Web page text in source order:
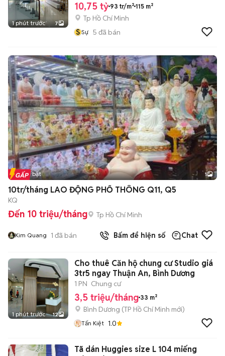
1 phút trước 7
10,75 tỷ 93 tr/m² 115 m²
Tp Hồ Chí Minh
S Sự 5 đã bán
Tin nổi bật 1
10tr/tháng LAO ĐỘNG PHỔ THÔNG Q11, Q5
KQ
Đến 10 triệu/tháng Tp Hồ Chí Minh
Kim Quang 1 đã bán Bấm để hiện số Chat
1 phút trước 12
Cho thuê Căn hộ chung cư Studio giá
3tr5 ngay Thuận An, Bình Dương
1 PN Chung cư
3,5 triệu/tháng 33 m²
Bình Dương (TP Hồ Chí Minh mới)
Tấn Kiệt 1.0
Tã dán Huggies size L 104 miếng